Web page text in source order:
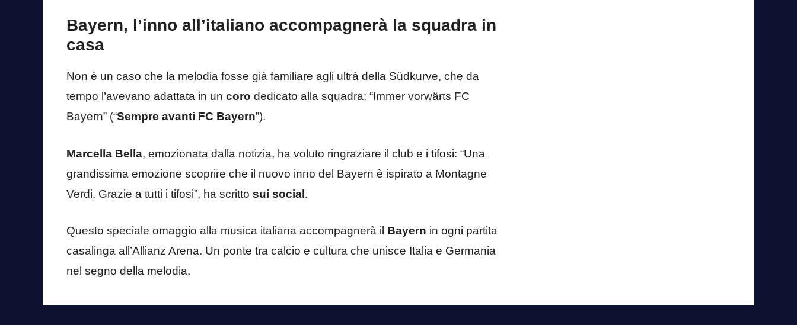
Bayern, l’inno all’italiano accompagnerà la squadra in
casa
Non è un caso che la melodia fosse già familiare agli ultrà della Südkurve, che da
tempo l’avevano adattata in un coro dedicato alla squadra: “Immer vorwärts FC
Bayern” (“Sempre avanti FC Bayern”).
Marcella Bella, emozionata dalla notizia, ha voluto ringraziare il club e i tifosi: “Una
grandissima emozione scoprire che il nuovo inno del Bayern è ispirato a Montagne
Verdi. Grazie a tutti i tifosi”, ha scritto sui social.
Questo speciale omaggio alla musica italiana accompagnerà il Bayern in ogni partita
casalinga all’Allianz Arena. Un ponte tra calcio e cultura che unisce Italia e Germania
nel segno della melodia.